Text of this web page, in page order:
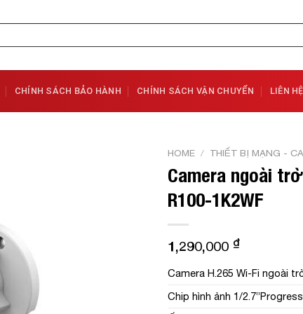
CHÍNH SÁCH BẢO HÀNH CHÍNH SÁCH VẬN CHUYỂN LIÊN HỆ
HOME / THIẾT BỊ MẠNG -
Camera ngoài
R100-1K2WF
1,290,000 ₫
Camera H.265 Wi-Fi ngoài
Chip hình ảnh 1/